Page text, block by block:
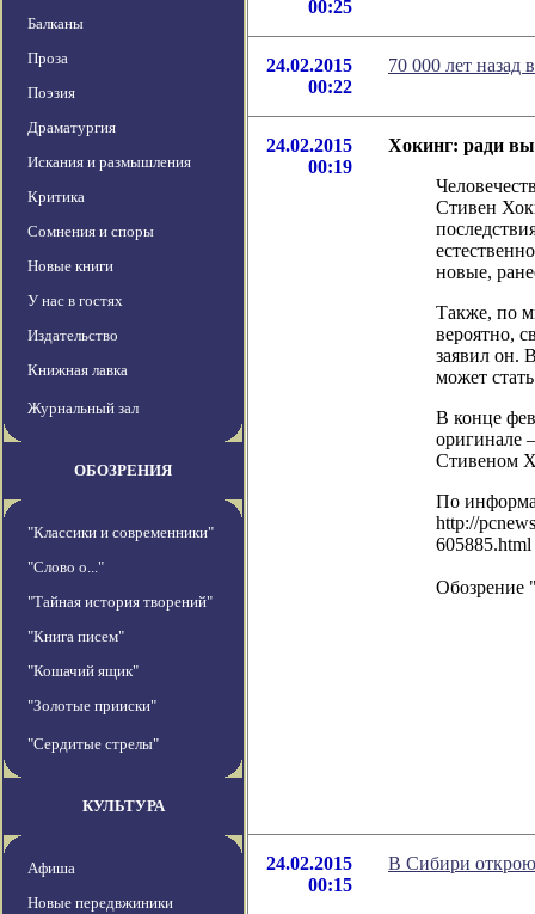
Балканы
Проза
Поэзия
Драматургия
Искания и размышления
Критика
Сомнения и споры
Новые книги
У нас в гостях
Издательство
Книжная лавка
Журнальный зал
ОБОЗРЕНИЯ
"Классики и современники"
"Слово о..."
"Тайная история творений"
"Книга писем"
"Кошачий ящик"
"Золотые прииски"
"Сердитые стрелы"
КУЛЬТУРА
Афиша
Новые передвжиники
00:25
24.02.2015
00:22
70 000 лет назад
24.02.2015
00:19
Хокинг: ради
Стивен
новые,
Также, по
вероятно,
заявил он.
может
В конце
оригинале
Стивеном
По
http://
605885.html
Обозрение
24.02.2015
00:15
В Сибири